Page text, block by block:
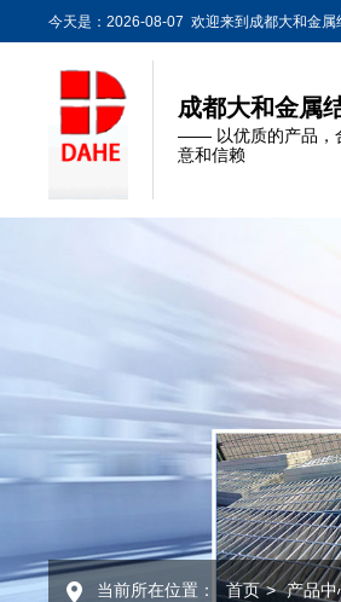
今天是：2026-08-07 欢迎来到成都大和金属
成都大和金属
—— 以优质的产品，
意和信赖
当前所在位置： 首页 > 产品中